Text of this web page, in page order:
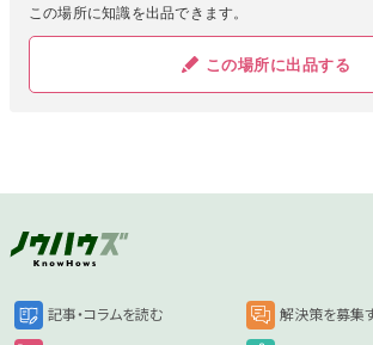
この場所に知識を出品できます。
この場所に出品する
記事・コラムを読む 解決策を募集